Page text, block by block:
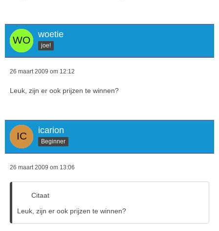
woetie
joe!
26 maart 2009 om 12:12
Leuk, zijn er ook prijzen te winnen?
icarion
Beginner
26 maart 2009 om 13:06
Citaat
Leuk, zijn er ook prijzen te winnen?